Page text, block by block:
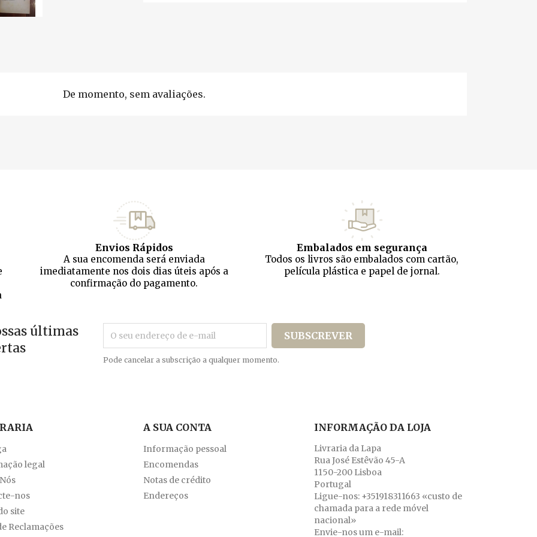
De momento, sem avaliações.
Envios Rápidos
A sua encomenda será enviada
imediatamente nos dois dias úteis após a
confirmação do pagamento.
Embalados em segurança
Todos os livros são embalados com cartão,
película plástica e papel de jornal.
últimas
Pode cancelar a subscrição a qualquer momento.
legal
nos
site
Reclamações
A SUA CONTA
Informação pessoal
Encomendas
Notas de crédito
Endereços
INFORMAÇÃO DA LOJA
Livraria da Lapa
Rua José Estêvão 45-A
1150-200 Lisboa
Portugal
Ligue-nos: +351918311663 «custo de
chamada para a rede móvel
nacional»
Envie-nos um e-mail: